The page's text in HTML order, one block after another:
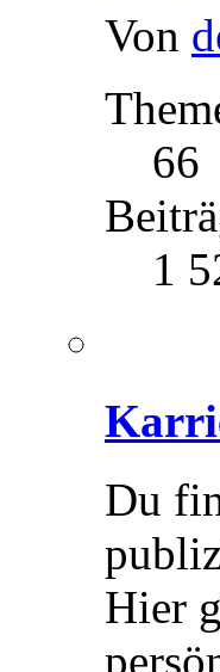
Von
66
1
Du
Hier